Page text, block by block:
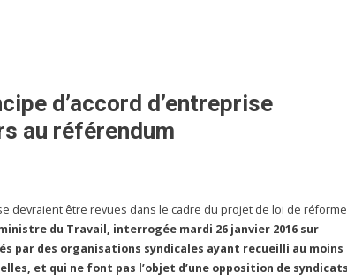
d’accord d’entreprise
au référendum
devraient être revues dans le cadre du projet de loi de réforme
du Travail, interrogée mardi 26 janvier 2016 sur
par des organisations syndicales ayant recueilli au moins
et qui ne font pas l’objet d’une opposition de